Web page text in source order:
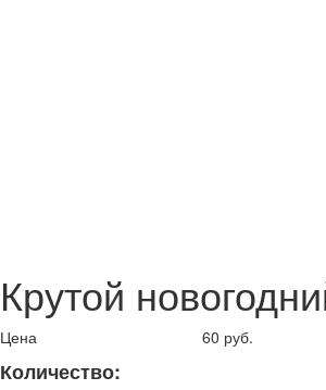
Крутой
Цена
60 руб.
Количество: